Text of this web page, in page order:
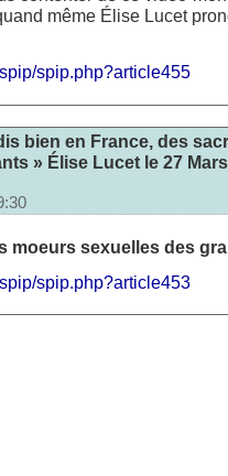
même Élise Lucet
spip.php?article455
bien en France, des
» Élise Lucet le 27
moeurs sexuelles des
spip.php?article453